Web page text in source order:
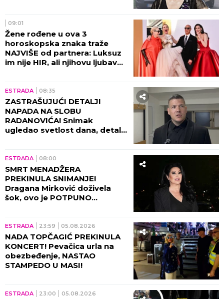
09:01
Žene rođene u ova 3
horoskopska znaka traže
NAJVIŠE od partnera: Luksuz
im nije HIR, ali njihovu ljubav
ESTRADA 08:35
ZASTRAŠUJUĆI DETALJI
NAPADA NA SLOBU
RADANOVIĆA! Snimak
ugledao svetlost dana, detalji
ESTRADA 08:00
SMRT MENADŽERA
PREKINULA SNIMANJE!
Dragana Mirković doživela
šok, ovo je POTPUNO
ESTRADA 23:59 05.08.2026
NADA TOPČAGIĆ PREKINULA
KONCERT! Pevačica urla na
obezbeđenje, NASTAO
STAMPEDO U MASI!
ESTRADA 23:00 05.08.2026